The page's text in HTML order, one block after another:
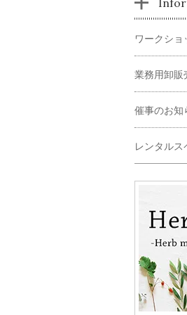
ワークショ
業務用卸販
催事のお知
レンタル